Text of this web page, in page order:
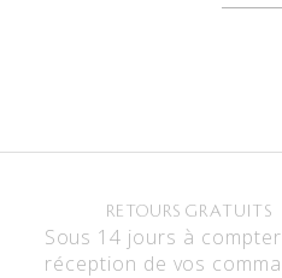
RETOURS GRATUITS
Sous 14 jours à
réception de vos